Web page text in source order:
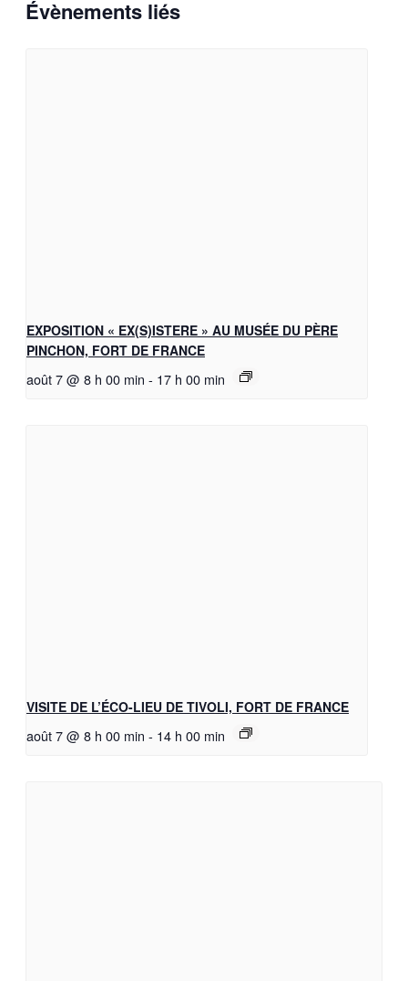
Évènements liés
EXPOSITION « EX(S)ISTERE » AU MUSÉE DU PÈRE
PINCHON, FORT DE FRANCE
août 7 @ 8 h 00 min - 17 h 00 min
VISITE DE L’ÉCO-LIEU DE TIVOLI, FORT DE FRANCE
août 7 @ 8 h 00 min - 14 h 00 min